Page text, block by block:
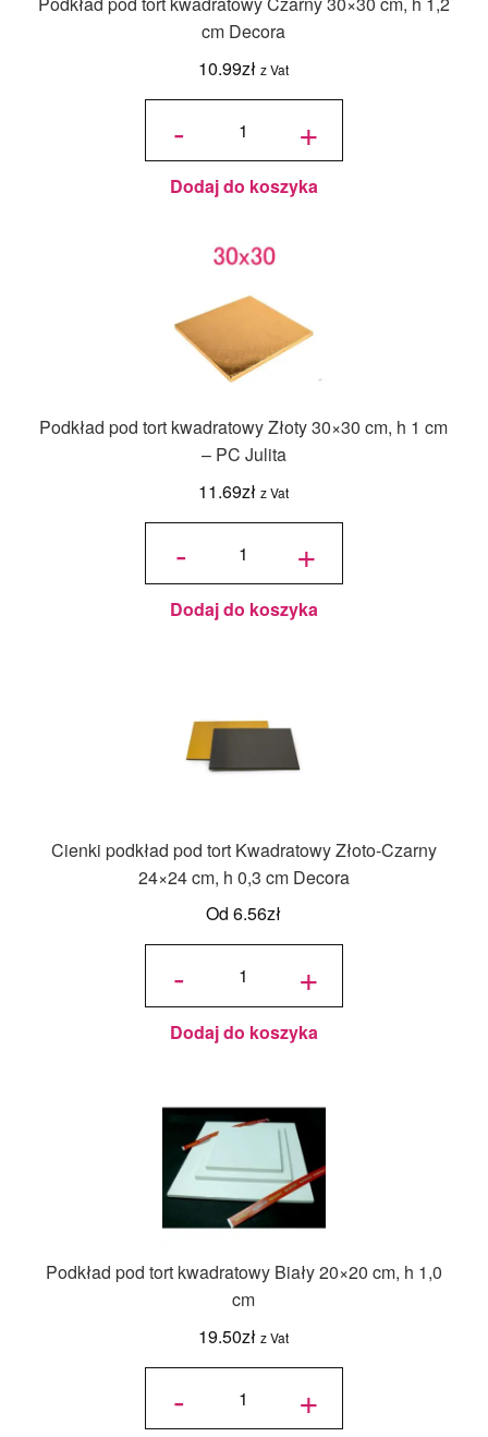
cm Decora
10.99zł z Vat
-
ilość
kwadratowy
Czarny
30x30 cm,
h 1,2 cm
Decora
+
Dodaj do koszyka
Podkład pod tort kwadratowy Złoty 30×30 cm, h 1 cm
– PC Julita
11.69zł z Vat
-
ilość
kwadratowy
Złoty 30x30
cm, h 1 cm -
PC Julita +
Dodaj do koszyka
Cienki podkład pod tort Kwadratowy Złoto-Czarny
24×24 cm, h 0,3 cm Decora
Od6.56zł
-
ilość Cienki
Kwadratowy
Złoto-
Czarny
24x24 cm, h
0,3 cm
+
Dodaj do koszyka
Podkład pod tort kwadratowy Biały 20×20 cm, h 1,0
cm
19.50zł z Vat
-
ilość
kwadratowy
Biały 20x20
cm, h 1,0
cm +